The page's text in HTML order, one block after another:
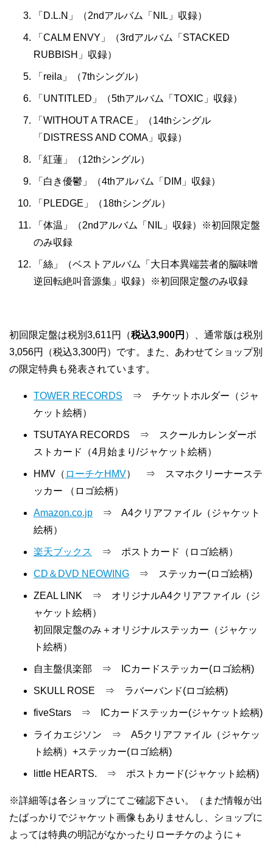
「D.L.N」（2ndアルバム「NIL」収録）
「CALM ENVY」（3rdアルバム「STACKED
RUBBISH」収録）
「reila」（7thシングル）
「UNTITLED」（5thアルバム「TOXIC」収録）
「WITHOUT A TRACE」（14thシングル
「DISTRESS AND COMA」収録）
「紅蓮」（12thシングル）
「白き優鬱」（4thアルバム「DIM」収録）
「PLEDGE」（18thシングル）
「体温」（2ndアルバム「NIL」収録）※初回限定盤
のみ収録
「絲」（ベストアルバム「大日本異端芸者的脳味噌
逆回転絶叫音源集」収録）※初回限定盤のみ収録
初回限定盤は税別3,611円（税込3,900円 ）、通常版は税別
3,056円（税込3,300円）です。また、あわせてショップ別
の限定特典も発表されています。
TOWER RECORDS ⇒ チケットホルダー（ジャ
ケット絵柄）
TSUTAYA RECORDS ⇒ スクールカレンダーポ
ストカード（4月始まり/ジャケット絵柄）
HMV（ ローチケHMV） ⇒ スマホクリーナーステ
ッカー （ロゴ絵柄）
Amazon.co.jp ⇒ A4クリアファイル（ジャケット
絵柄）
楽天ブックス ⇒ ポストカード（ロゴ絵柄）
CD＆DVD NEOWING ⇒ ステッカー(ロゴ絵柄)
ZEAL LINK ⇒ オリジナルA4クリアファイル（ジ
ャケット絵柄）
初回限定盤のみ＋オリジナルステッカー（ジャケッ
ト絵柄）
自主盤倶楽部 ⇒ ICカードステッカー(ロゴ絵柄)
SKULL ROSE ⇒ ラバーバンド(ロゴ絵柄)
fiveStars ⇒ ICカードステッカー(ジャケット絵柄)
ライカエジソン ⇒ A5クリアファイル（ジャケッ
ト絵柄）+ステッカー(ロゴ絵柄)
little HEARTS. ⇒ ポストカード(ジャケット絵柄)
※詳細等は各ショップにてご確認下さい。（まだ情報が出
たばっかりでジャケット画像もありませんし、ショップに
よっては特典の明記がなかったりローチケのように＋